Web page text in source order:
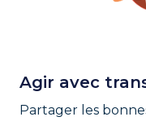
Agir avec
Partager les